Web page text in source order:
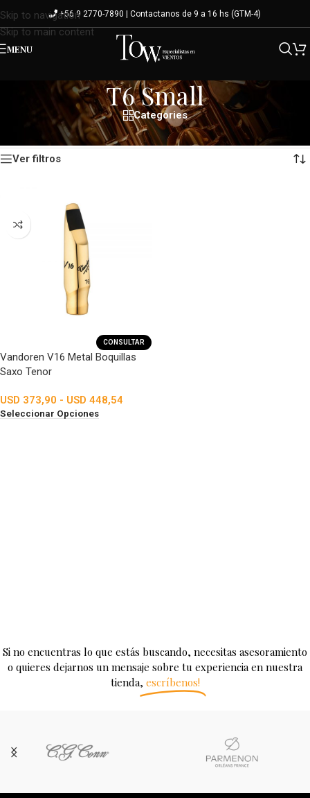
Skip to navigation
Skip to main content
+56 9 2770-7890 | Contactanos de 9 a 16 hs (GTM-4)
MENU
T6 Small
Categories
Variante del producto/T6 Small Mostrando el único resultado
Ver filtros
CONSULTAR
Vandoren V16 Metal Boquillas
Saxo Tenor
USD 373,90 - USD 448,54
Seleccionar Opciones
Si no encuentras lo que estás buscando, necesitas asesoramiento
o quieres dejarnos un mensaje sobre tu experiencia en nuestra
tienda, escríbenos!